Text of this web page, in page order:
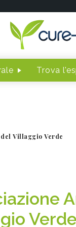
Trova
Villaggio Verde
Verde